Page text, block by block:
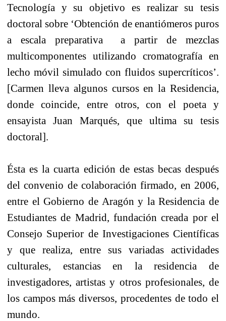
Tecnología y su objetivo es realizar su tesis
doctoral sobre ‘Obtención de enantiómeros puros
a escala preparativa a partir de mezclas
multicomponentes utilizando cromatografía en
lecho móvil simulado con fluidos supercríticos’.
[Carmen lleva algunos cursos en la Residencia,
donde coincide, entre otros, con el poeta y
ensayista Juan Marqués, que ultima su tesis
doctoral].
Ésta es la cuarta edición de estas becas después
del convenio de colaboración firmado, en 2006,
entre el Gobierno de Aragón y la Residencia de
Estudiantes de Madrid, fundación creada por el
Consejo Superior de Investigaciones Científicas
y que realiza, entre sus variadas actividades
culturales, estancias en la residencia de
investigadores, artistas y otros profesionales, de
los campos más diversos, procedentes de todo el
mundo.